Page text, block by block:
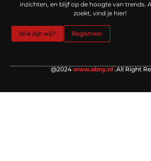
inzichten, en blijf op de hoogte van trends.
zoekt, vind je hier!
Wie zijn wij? Registreer
@2024 www.abny.nl .All Right